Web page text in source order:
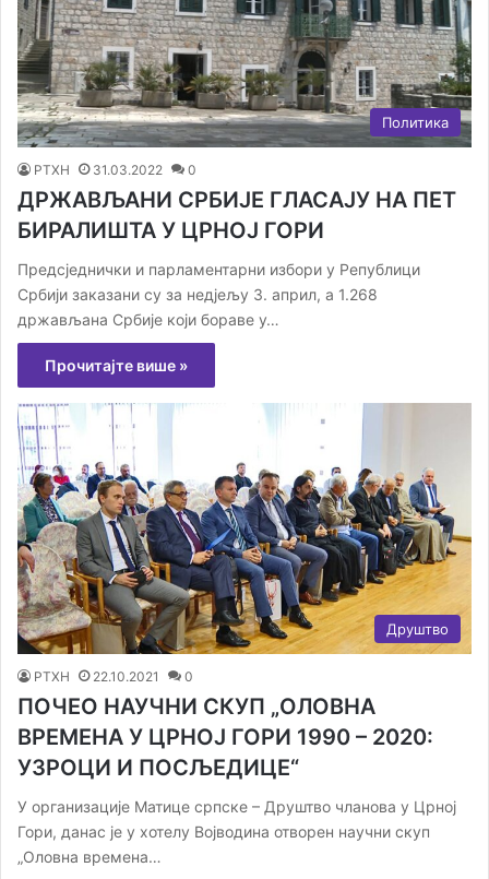
Политика
РТХН 31.03.2022 0
ДРЖАВЉАНИ СРБИЈЕ ГЛАСАЈУ НА ПЕТ
БИРАЛИШТА У ЦРНОЈ ГОРИ
Предсједнички и парламентарни избори у Републици
Србији заказани су за недјељу 3. април, а 1.268
држављана Србије који бораве у…
Прочитајте више »
Друштво
РТХН 22.10.2021 0
ПОЧЕО НАУЧНИ СКУП „ОЛОВНА
ВРЕМЕНА У ЦРНОЈ ГОРИ 1990 – 2020:
УЗРОЦИ И ПОСЉЕДИЦЕ“
У организације Матице српске – Друштво чланова у Црној
Гори, данас је у хотелу Војводина отворен научни скуп
„Оловна времена…